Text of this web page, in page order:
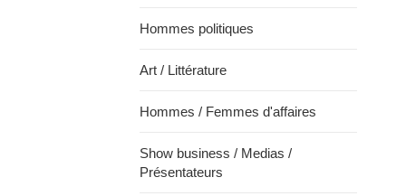
Hommes politiques
Art / Littérature
Hommes / Femmes d'affaires
Show business / Medias /
Présentateurs